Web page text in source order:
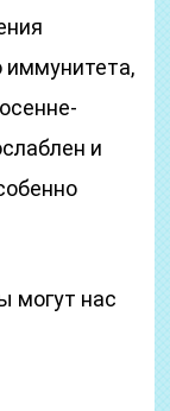
иммунитета,
и
могут нас